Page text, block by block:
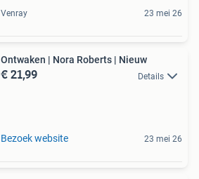
Venray 23 mei 26
Ontwaken | Nora Roberts | Nieuw
€ 21,99 Details
Bezoek website 23 mei 26